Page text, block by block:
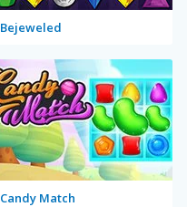
Bejeweled
Candy Match